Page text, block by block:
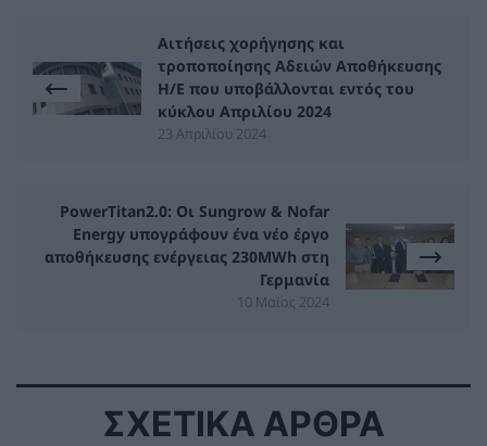
Αιτήσεις χορήγησης και
τροποποίησης Αδειών Αποθήκευσης
Η/Ε που υποβάλλονται εντός του
κύκλου Απριλίου 2024
23 Απριλίου 2024
PowerTitan2.0: Οι Sungrow & Nofar
Energy υπογράφουν ένα νέο έργο
αποθήκευσης ενέργειας 230MWh στη
Γερμανία
10 Μαϊος 2024
ΣΧΕΤΙΚΑ ΑΡΘΡΑ